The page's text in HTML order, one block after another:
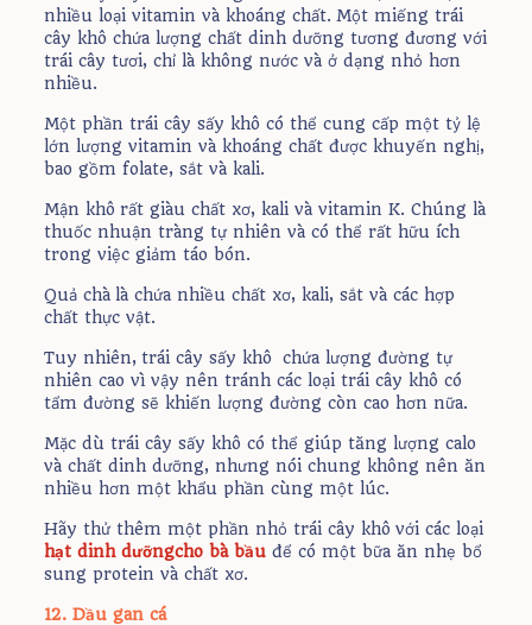
nhiều loại vitamin và khoáng chất. Một miếng trái
cây khô chứa lượng chất dinh dưỡng tương đương với
trái cây tươi, chỉ là không nước và ở dạng nhỏ hơn
nhiều.
Một phần trái cây sấy khô có thể cung cấp một tỷ lệ
lớn lượng vitamin và khoáng chất được khuyến nghị,
bao gồm folate, sắt và kali.
Mận khô rất giàu chất xơ, kali và vitamin K. Chúng là
thuốc nhuận tràng tự nhiên và có thể rất hữu ích
trong việc giảm táo bón.
Quả chà là chứa nhiều chất xơ, kali, sắt và các hợp
chất thực vật.
Tuy nhiên, trái cây sấy khô chứa lượng đường tự
nhiên cao vì vậy nên tránh các loại trái cây khô có
tẩm đường sẽ khiến lượng đường còn cao hơn nữa.
Mặc dù trái cây sấy khô có thể giúp tăng lượng calo
và chất dinh dưỡng, nhưng nói chung không nên ăn
nhiều hơn một khẩu phần cùng một lúc.
Hãy thử thêm một phần nhỏ trái cây khô với các loại
hạt dinh dưỡngcho bà bầuđể có một bữa ăn nhẹ bổ
sung protein và chất xơ.
12. Dầu gan cá